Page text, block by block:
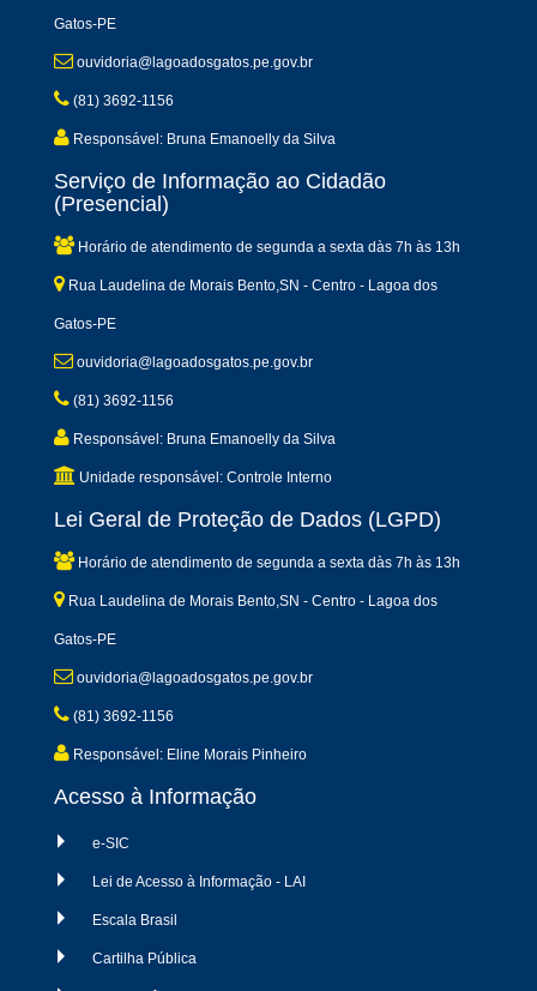
Gatos-PE
ouvidoria@lagoadosgatos.pe.gov.br
(81) 3692-1156
Responsável: Bruna Emanoelly da Silva
Serviço de Informação ao Cidadão
(Presencial)
Horário de atendimento de segunda a sexta dàs 7h às 13h
Rua Laudelina de Morais Bento,SN - Centro - Lagoa dos
Gatos-PE
ouvidoria@lagoadosgatos.pe.gov.br
(81) 3692-1156
Responsável: Bruna Emanoelly da Silva
Unidade responsável: Controle Interno
Lei Geral de Proteção de Dados (LGPD)
Horário de atendimento de segunda a sexta dàs 7h às 13h
Rua Laudelina de Morais Bento,SN - Centro - Lagoa dos
Gatos-PE
ouvidoria@lagoadosgatos.pe.gov.br
(81) 3692-1156
Responsável: Eline Morais Pinheiro
Acesso à Informação
e-SIC
Lei de Acesso à Informação - LAI
Escala Brasil
Cartilha Pública